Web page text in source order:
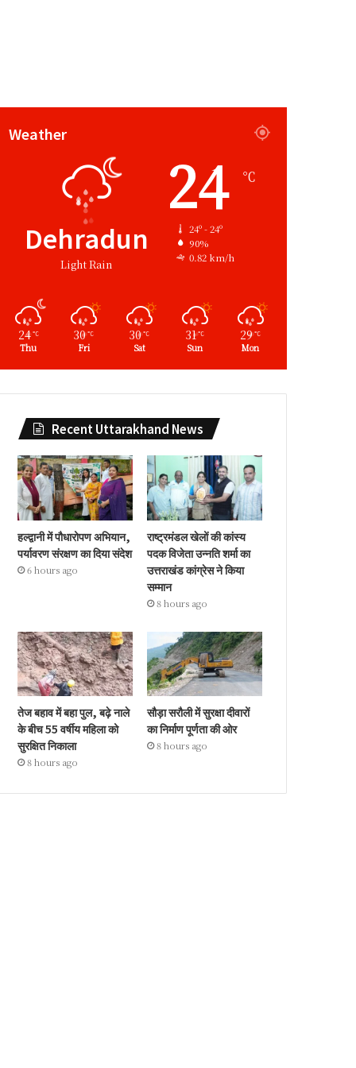
Weather
Dehradun
Light Rain
24 ℃
24º - 24º
90%
0.82 km/h
24 ℃
Thu
30℃
Fri
30℃
Sat
31℃
Sun
29℃
Mon
Recent Uttarakhand News
हल्द्वानी में पौधारोपण अभियान,
पर्यावरण संरक्षण का दिया संदेश
6 hours ago
राष्ट्रमंडल खेलों की कांस्य
पदक विजेता उन्नति शर्मा का
उत्तराखंड कांग्रेस ने किया
सम्मान
8 hours ago
तेज बहाव में बहा पुल, बढ़े नाले
के बीच 55 वर्षीय महिला को
सुरक्षित निकाला
8 hours ago
सौड़ा सरौली में सुरक्षा दीवारों
का निर्माण पूर्णता की ओर
8 hours ago